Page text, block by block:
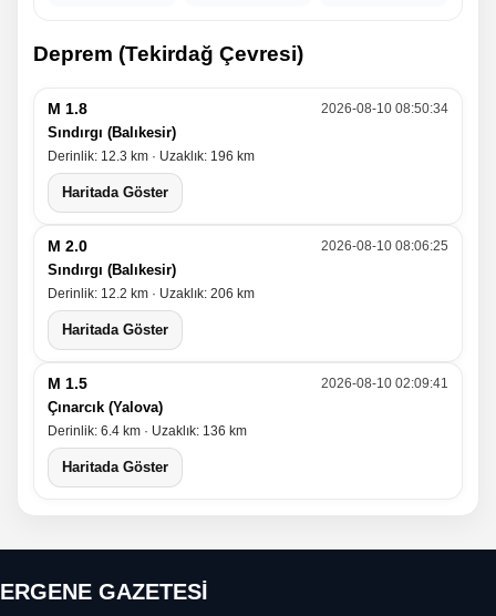
Deprem (Tekirdağ Çevresi)
M 1.8 2026-08-10 08:50:34
Sındırgı (Balıkesir)
Derinlik: 12.3 km · Uzaklık: 196 km
Haritada Göster
M 2.0 2026-08-10 08:06:25
Sındırgı (Balıkesir)
Derinlik: 12.2 km · Uzaklık: 206 km
Haritada Göster
M 1.5 2026-08-10 02:09:41
Çınarcık (Yalova)
Derinlik: 6.4 km · Uzaklık: 136 km
Haritada Göster
ERGENE GAZETESİ